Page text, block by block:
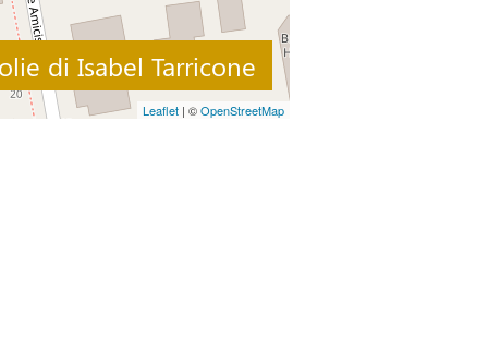
Leaflet | ©OpenStreetMap
di Isabel Tarricone